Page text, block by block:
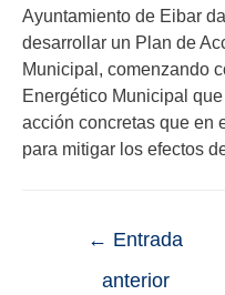
Ayuntamiento de Eibar
desarrollar un Plan de
Municipal, comenzando
Energético Municipal
acción concretas que en
para mitigar los efectos
← Entrada
anterior